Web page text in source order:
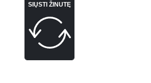
SIŲSTI ŽINUTĘ